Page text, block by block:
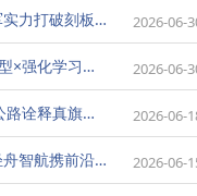
跨界王牌双向奔赴 冠军实力打破刻板认知-张黎点赞吉利银河星耀7 MAX全能品质 2026-06-
最大规模OTA！世界模型×强化学习，地平线HSD V2.0重构端到端上限 2026-06-
吉利银河M9领航独库公路诠释真旗舰价值 2026-06-
物理 AI，轻舟已至！轻舟智航携前沿物理AI技术亮相2026重庆国际车展 2026-06-